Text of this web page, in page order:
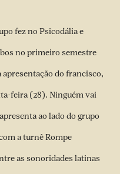
fez no Psicodália e
no primeiro semestre
do francisco,
feira (28). Ninguém vai
ao lado do grupo
a turnê Rompe
as sonoridades latinas